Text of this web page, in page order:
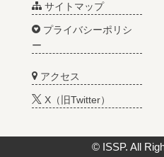
サイトマップ
プライバシーポリシ
ー
アクセス
X（旧Twitter）
© ISSP. All